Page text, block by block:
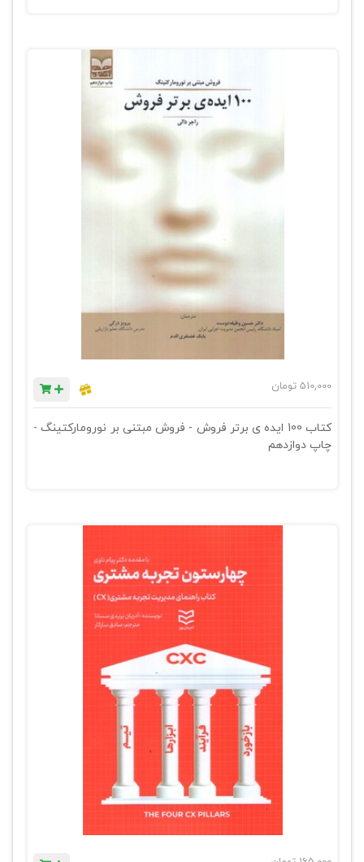
510,000 تومان
کتاب 100 ایده ی برتر فروش - فروش مبتنی بر نورومارکتینگ -
چاپ دوازدهم